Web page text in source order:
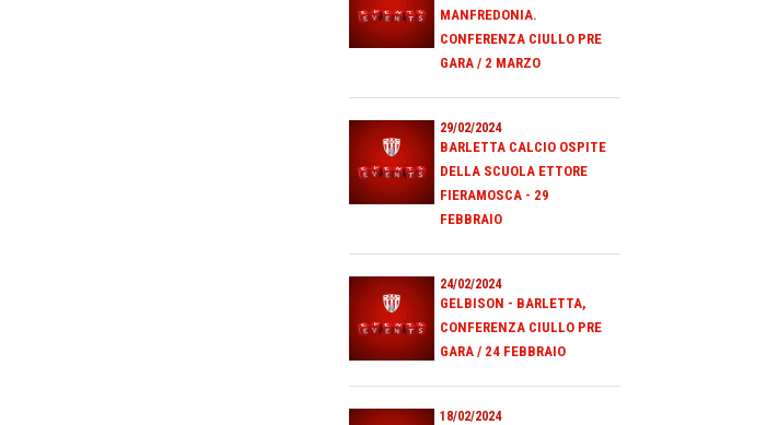
MANFREDONIA.
CONFERENZA CIULLO PRE
GARA / 2 MARZO
29/02/2024
BARLETTA CALCIO OSPITE
DELLA SCUOLA ETTORE
FIERAMOSCA - 29
FEBBRAIO
24/02/2024
GELBISON - BARLETTA,
CONFERENZA CIULLO PRE
GARA / 24 FEBBRAIO
18/02/2024